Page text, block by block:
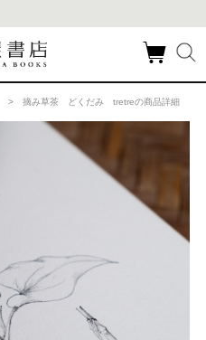
> 摘み草茶 どくだみ tretreの商品詳細